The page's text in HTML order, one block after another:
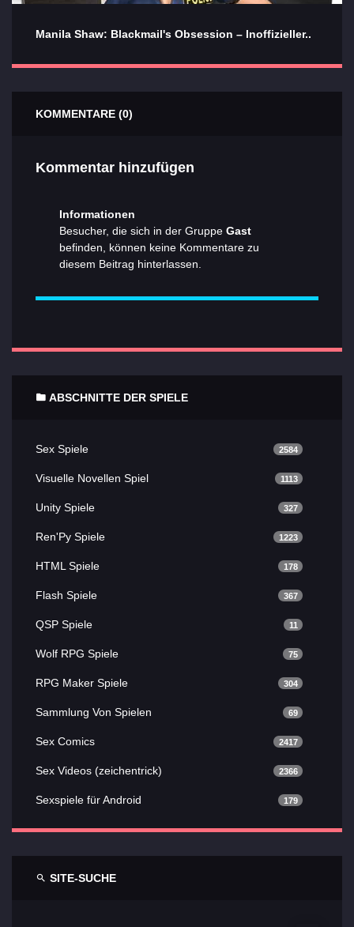
Manila Shaw: Blackmail's Obsession – Inoffizieller..
KOMMENTARE (0)
Kommentar hinzufügen
Informationen
Besucher, die sich in der Gruppe Gast
befinden, können keine Kommentare zu
diesem Beitrag hinterlassen.
ABSCHNITTE DER SPIELE
Sex Spiele 2584
Visuelle Novellen Spiel 1113
Unity Spiele 327
Ren'Py Spiele 1223
HTML Spiele 178
Flash Spiele 367
QSP Spiele 11
Wolf RPG Spiele 75
RPG Maker Spiele 304
Sammlung Von Spielen 69
Sex Comics 2417
Sex Videos (zeichentrick) 2366
Sexspiele für Android 179
SITE-SUCHE